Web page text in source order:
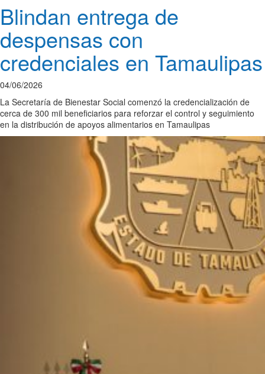
Blindan entrega de
despensas con
credenciales en Tamaulipas
04/06/2026
La Secretaría de Bienestar Social comenzó la credencialización de
cerca de 300 mil beneficiarios para reforzar el control y seguimiento
en la distribución de apoyos alimentarios en Tamaulipas